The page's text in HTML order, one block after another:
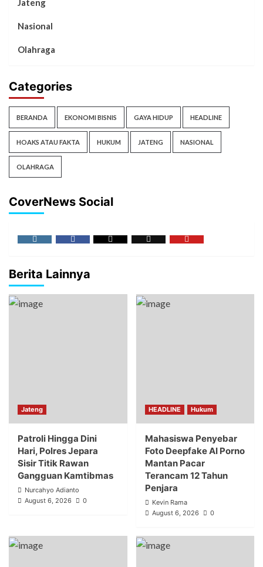
Jateng
Nasional
Olahraga
Categories
BERANDA EKONOMI BISNIS GAYA HIDUP HEADLINE
HOAKS ATAU FAKTA HUKUM JATENG NASIONAL
OLAHRAGA
CoverNews Social
Berita Lainnya
Jateng
Patroli Hingga Dini
Hari, Polres Jepara
Sisir Titik Rawan
Gangguan Kamtibmas
Nurcahyo Adianto
August 6, 2026
0
HEADLINE Hukum
Mahasiswa Penyebar
Foto Deepfake AI Porno
Mantan Pacar
Terancam 12 Tahun
Penjara
Kevin Rama
August 6, 2026
0